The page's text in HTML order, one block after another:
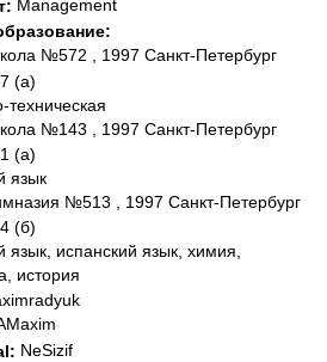
Management
№572 , 1997 Санкт-Петербург
(а)
техническая
№143 , 1997 Санкт-Петербург
(а)
язык
№513 , 1997 Санкт-Петербург
(б)
язык, испанский язык, химия,
история
NeSizif